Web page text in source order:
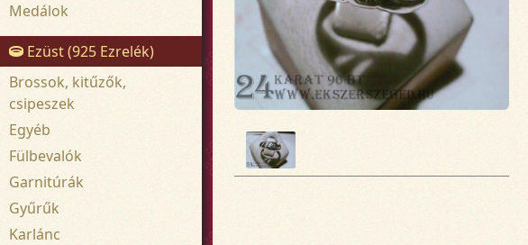
Medálok
Ezüst (925 Ezrelék)
Brossok, kitűzők,
csipeszek
Egyéb
Fülbevalók
Garnitúrák
Gyűrűk
Karlánc